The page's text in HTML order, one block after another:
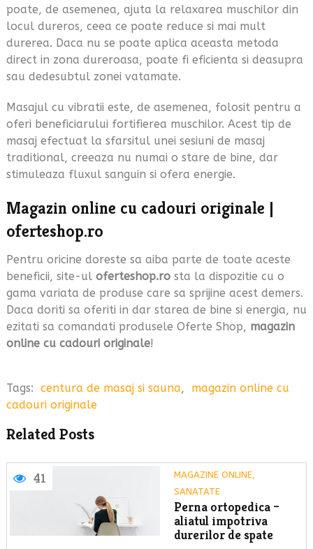
poate, de asemenea, ajuta la relaxarea muschilor din
locul dureros, ceea ce poate reduce si mai mult
durerea. Daca nu se poate aplica aceasta metoda
direct in zona dureroasa, poate fi eficienta si deasupra
sau dedesubtul zonei vatamate.
Masajul cu vibratii este, de asemenea, folosit pentru a
oferi beneficiarului fortifierea muschilor. Acest tip de
masaj efectuat la sfarsitul unei sesiuni de masaj
traditional, creeaza nu numai o stare de bine, dar
stimuleaza fluxul sanguin si ofera energie.
Magazin online cu cadouri originale |
oferteshop.ro
Pentru oricine doreste sa aiba parte de toate aceste
beneficii, site-ul oferteshop.rosta la dispozitie cu o
gama variata de produse care sa sprijine acest demers.
Daca doriti sa oferiti in dar starea de bine si energia, nu
ezitati sa comandati produsele Oferte Shop, magazin
online cu cadouri originale!
Tags: centura de masaj si sauna,
magazin online cu
cadouri originale
Related Posts
41 MAGAZINE ONLINE,
SANATATE
Perna ortopedica –
aliatul impotriva
durerilor de spate